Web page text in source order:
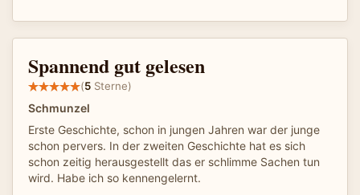
Spannend gut gelesen
(5 Sterne)
Schmunzel
Erste Geschichte, schon in jungen Jahren war der junge
schon pervers. In der zweiten Geschichte hat es sich
schon zeitig herausgestellt das er schlimme Sachen tun
wird. Habe ich so kennengelernt.